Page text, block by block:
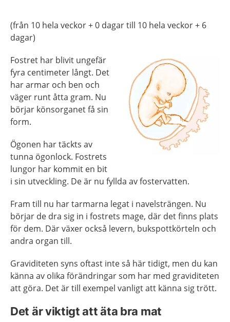
(från 10 hela veckor + 0 dagar till 10 hela veckor + 6
dagar)
Fostret har blivit ungefär
fyra centimeter långt. Det
har armar och ben och
väger runt åtta gram. Nu
börjar könsorganet få sin
form.
Ögonen har täckts av
tunna ögonlock. Fostrets
lungor har kommit en bit
i sin utveckling. De är nu fyllda av fostervatten.
Fram till nu har tarmarna legat i navelsträngen. Nu
börjar de dra sig in i fostrets mage, där det finns plats
för dem. Där växer också levern, bukspottkörteln och
andra organ till.
Graviditeten syns oftast inte så här tidigt, men du kan
känna av olika förändringar som har med graviditeten
att göra. Det är till exempel vanligt att känna sig trött.
Det är viktigt att äta bra mat